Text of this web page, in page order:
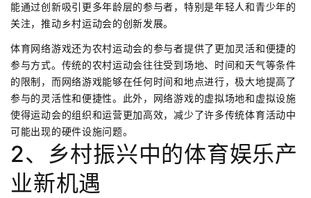
能通过创新吸引更多年龄层的参与者，特别是年轻人和青少年的
关注，推动乡村运动会的创新发展。
体育网络游戏还为农村运动会的参与者提供了更加灵活和便捷的
参与方式。传统的农村运动会往往受到场地、时间和天气等条件
的限制，而网络游戏能够在任何时间和地点进行，极大地提高了
参与的灵活性和便捷性。此外，网络游戏的虚拟场地和虚拟设施
使得运动会的组织和运营更加高效，减少了许多传统体育活动中
可能出现的硬件设施问题。
2、乡村振兴中的体育娱乐产
业新机遇